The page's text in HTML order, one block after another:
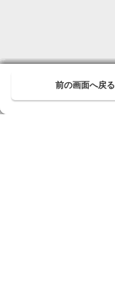
前の画面へ戻る
前の画面へ戻る
前の画面へ戻る
前の画面へ戻る
前の画面へ戻る
前の画面へ戻る
前の画面へ戻る
前の画面へ戻る
前の画面へ戻る
前の画面へ戻る
前の画面へ戻る